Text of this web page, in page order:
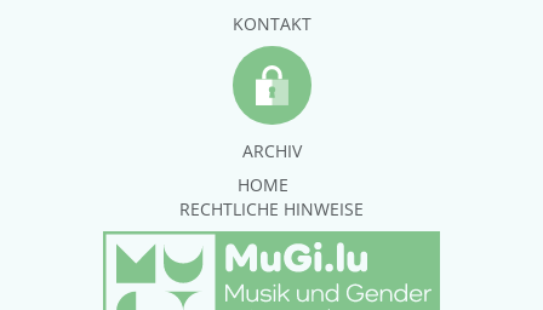
KONTAKT
ARCHIV
HOME
RECHTLICHE HINWEISE